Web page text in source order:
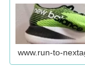
www.run-to-